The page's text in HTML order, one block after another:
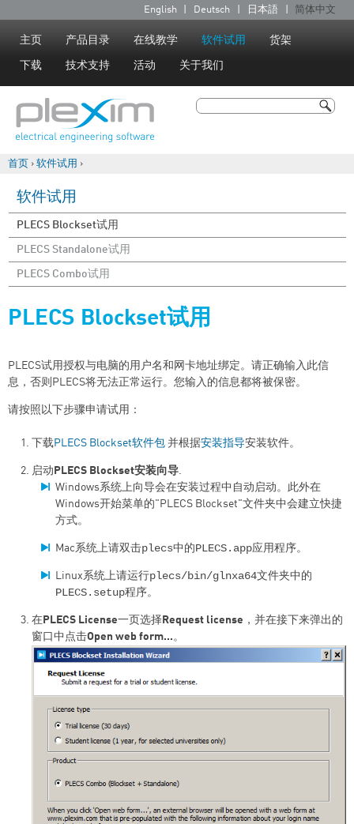
Jump to navigation
语
言
English Deutsch 日本語 简体中文
主页 产品目录 在线教学 软件试用 货架
下载 技术支持 活动 关于我们
搜索
你在这里
首页 › 软件试用 ›
软件试用
PLECS Blockset试用
PLECS Standalone试用
PLECS Combo试用
PLECS Blockset试用
PLECS试用授权与电脑的用户名和网卡地址绑定。请正确输入此信
息，否则PLECS将无法正常运行。您输入的信息都将被保密。
请按照以下步骤申请试用：
下载PLECS Blockset软件包 并根据安装指导安装软件。
启动 PLECS Blockset安装向导.
Windows系统上向导会在安装过程中自动启动。此外在
Windows开始菜单的"PLECS Blockset"文件夹中会建立快捷
方式。
Mac系统上请双击plecs中的PLECS.app应用程序。
Linux系统上请运行plecs/bin/glnxa64文件夹中的
PLECS.setup程序。
在 PLECS License一页选择 Request license ，并在接下来弹出的
窗口中点击Open web form...。